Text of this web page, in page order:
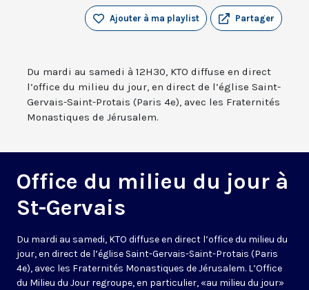
Partager
Ajouter à ma playlist
Du mardi au samedi à 12H30, KTO diffuse en direct
l’office du milieu du jour, en direct de l’église Saint-
Gervais-Saint-Protais (Paris 4e), avec les Fraternités
Monastiques de Jérusalem.
Office du milieu du jour à
St-Gervais
Du mardi au samedi, KTO diffuse en direct l’office du milieu du
jour, en direct de l’église Saint-Gervais-Saint-Protais (Paris
4e), avec les Fraternités Monastiques de Jérusalem. L’Office
du Milieu du Jour regroupe, en particulier, «au milieu du jour»